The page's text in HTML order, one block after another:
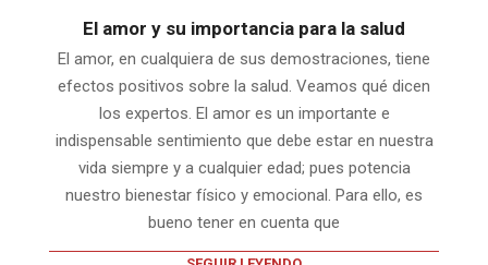
El amor y su importancia para la salud
El amor, en cualquiera de sus demostraciones, tiene
efectos positivos sobre la salud. Veamos qué dicen
los expertos. El amor es un importante e
indispensable sentimiento que debe estar en nuestra
vida siempre y a cualquier edad; pues potencia
nuestro bienestar físico y emocional. Para ello, es
bueno tener en cuenta que